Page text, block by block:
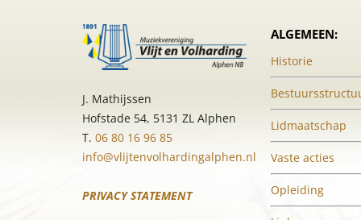
J. Mathijssen
Hofstade 54, 5131 ZL Alphen
T. 06 80 16 96 85
info@vlijtenvolhardingalphen.nl
PRIVACY STATEMENT
ALGEMEEN:
Historie
Lidmaatschap
Vaste acties
Opleiding